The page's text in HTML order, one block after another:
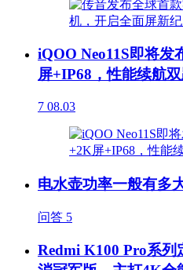
iQOO Neo11S即将发
屏+IP68，性能续航
7 08.03
电水壶功率一般有多
问答 5
Redmi K100 Pro系列